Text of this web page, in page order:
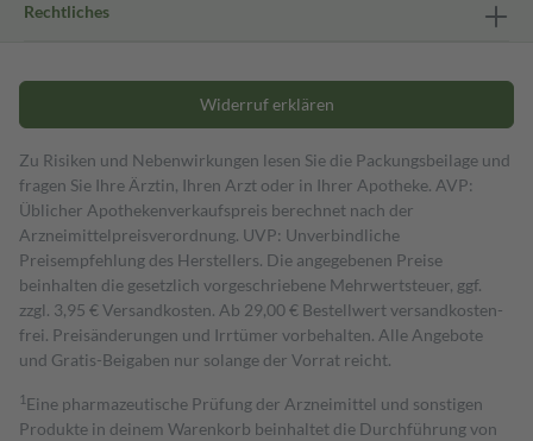
Rechtliches
Widerruf erklären
Zu Risiken und Nebenwirkungen lesen Sie die Packungsbeilage und
fragen Sie Ihre Ärztin, Ihren Arzt oder in Ihrer Apotheke. AVP:
Üblicher Apothekenverkaufspreis berechnet nach der
Arzneimittelpreisverordnung. UVP: Unverbindliche
Preisempfehlung des Herstellers. Die angegebenen Preise
beinhalten die gesetzlich vorgeschriebene Mehrwertsteuer, ggf.
zzgl. 3,95 € Versandkosten. Ab 29,00 € Bestell­wert versand­kosten­
frei. Preisänderungen und Irrtümer vorbehalten. Alle Angebote
und Gratis-Beigaben nur solange der Vorrat reicht.
1 Eine pharmazeutische Prüfung der Arzneimittel und sonstigen
Produkte in deinem Warenkorb beinhaltet die Durchführung von